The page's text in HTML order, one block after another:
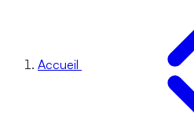
Accueil